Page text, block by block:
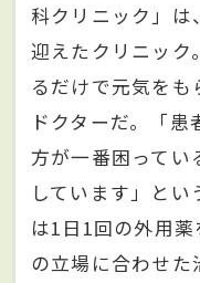
科クリニック」は
迎えたクリニック
るだけで元気を
ドクターだ。「
方が一番困ってい
しています」と
は1日1回の外用
の立場に合わせた